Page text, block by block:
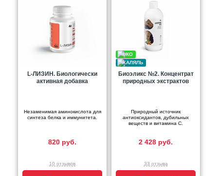
L-ЛИЗИН. Биологически
активная добавка
Незаменимая аминокислота для
синтеза белка и иммунитета.
820 руб.
10 отзывов
Биоэликс №2. Концентрат
природных экстрактов
Природный источник
антиоксидантов, дубильных
веществ и витамина С.
2 428 руб.
33 отзыва